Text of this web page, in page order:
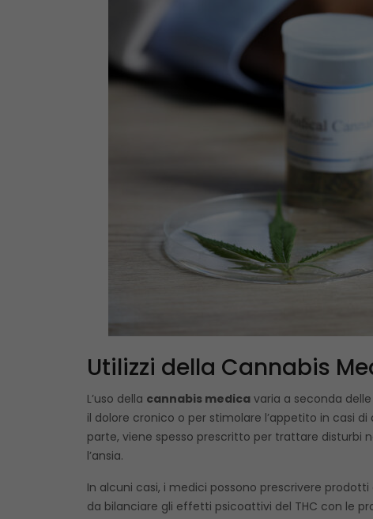
Utilizzi della Cannabis
L’uso della cannabis medicavaria a seconda delle
il dolore cronico o per stimolare l’appetito in casi
parte, viene spesso prescritto per trattare disturbi
l’ansia.
In alcuni casi, i medici possono prescrivere
da bilanciare gli effetti psicoattivi del THC con le